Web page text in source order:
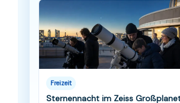
Freizeit
Sternennacht im Zeiss